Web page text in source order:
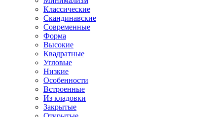
Классические
Скандинавские
Современные
Форма
Высокие
Квадратные
Угловые
Низкие
Особенности
Встроенные
Из кладовки
Закрытые